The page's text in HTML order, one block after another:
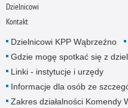
Dzielnicowi
Kontakt
Dzielnicowi KPP Wąbrzeźno
Gdzie mogę spotkać się z
Linki - instytucje i urzędy
Informacje dla osób ze
Zakres działalności Komendy